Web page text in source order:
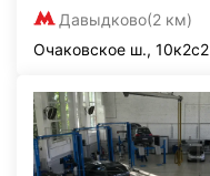
Давыдково(2 км)
Очаковское ш., 10к2с2